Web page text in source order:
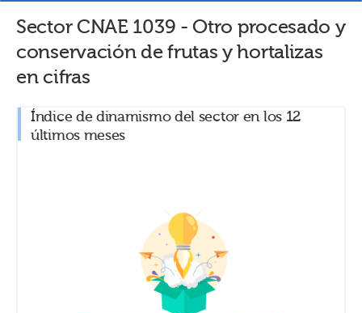
Sector CNAE 1039 -Otro procesado y
conservación de frutas y hortalizas
en cifras
Índice de dinamismo del sector en los 12
últimos meses